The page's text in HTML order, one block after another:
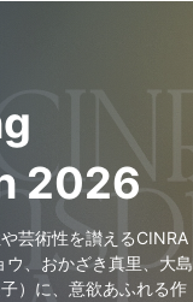
2026
芸術性を讃えるCINRA
、おかざき真里、大島
）に、意欲あふれる作